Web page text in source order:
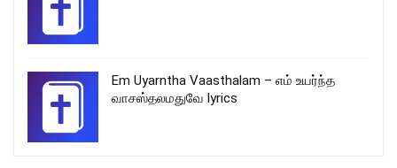
Em Uyarntha Vaasthalam – எம் உயர்ந்த
வாசஸ்தலமதுவே lyrics